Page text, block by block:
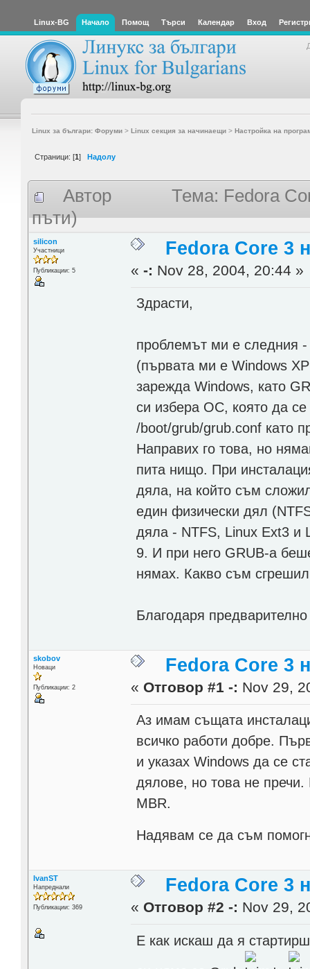
Linux-BG Начало Помощ Търси Календар Вход
Linux за българи: Форуми> Linux секция за начинаещи> Настройка на
Страници: [1] Надолу
Автор
Тема: Fedora
пъти)
silicon
Участници
Публикации: 5
Fedora Core 3
«-: Nov 28, 2004, 20:44 »
Здрасти,
проблемът ми е следния
(първата ми е Windows
зарежда Windows, като
си избера ОС, която да
/boot/grub/grub.conf като
Направих го това, но
пита нищо. При
дяла, на който съм
един физически дял
дяла - NTFS, Linux Ext3 и
9. И при него GRUB-а
нямах. Какво съм
Благодаря
skobov
Новаци
Публикации: 2
Fedora Core 3
« Отговор #1 -: Nov 29,
Аз имам същата
всичко работи добре.
и указах Windows да се
дялове, но това не
MBR.
Надявам се да съм
IvanST
Напреднали
Публикации: 369
Fedora Core 3
« Отговор #2 -: Nov 29,
Е как искаш да я